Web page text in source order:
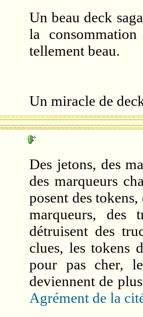
Un beau deck
la
tellement beau.
Un miracle de
Des jetons, des
des marqueurs
posent des
marqueurs, des
détruisent des
clues, les tokens
pour pas cher,
deviennent de
Agrément de la